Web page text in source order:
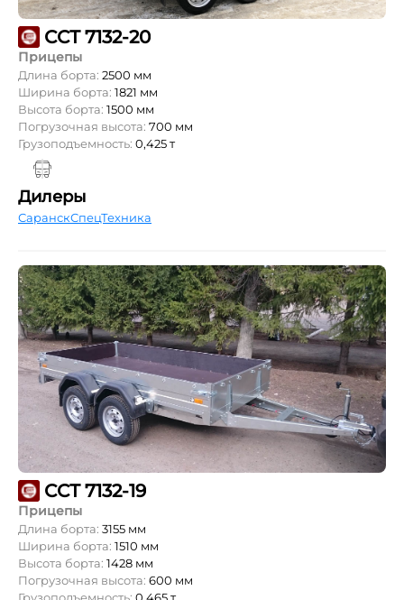
ССТ 7132-20
Прицепы
Длина борта: 2500 мм
Ширина борта: 1821 мм
Высота борта: 1500 мм
Погрузочная высота: 700 мм
Грузоподъемность: 0,425 т
Дилеры
СаранскСпецТехника
ССТ 7132-19
Прицепы
Длина борта: 3155 мм
Ширина борта: 1510 мм
Высота борта: 1428 мм
Погрузочная высота: 600 мм